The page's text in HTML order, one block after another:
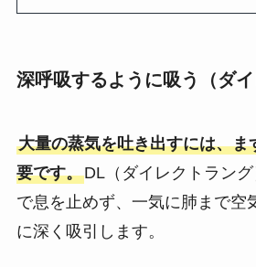
深呼吸するように吸う（ダイ
大量の蒸気を吐き出すには、ま
要です。DL（ダイレクトラン
で息を止めず、一気に肺まで空
に深く吸引します。